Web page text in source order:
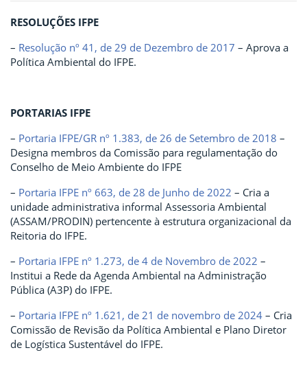
RESOLUÇÕES IFPE
– Resolução nº 41, de 29 de Dezembro de 2017 – Aprova a
Política Ambiental do IFPE.
PORTARIAS IFPE
– Portaria IFPE/GR nº 1.383, de 26 de Setembro de 2018 –
Designa membros da Comissão para regulamentação do
Conselho de Meio Ambiente do IFPE
– Portaria IFPE nº 663, de 28 de Junho de 2022 – Cria a
unidade administrativa informal Assessoria Ambiental
(ASSAM/PRODIN) pertencente à estrutura organizacional da
Reitoria do IFPE.
– Portaria IFPE nº 1.273, de 4 de Novembro de 2022 –
Institui a Rede da Agenda Ambiental na Administração
Pública (A3P) do IFPE.
– Portaria IFPE nº 1.621, de 21 de novembro de 2024 – Cria
Comissão de Revisão da Política Ambiental e Plano Diretor
de Logística Sustentável do IFPE.